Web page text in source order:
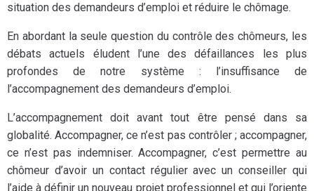
situation des demandeurs d’emploi et réduire le chômage.
En abordant la seule question du contrôle des chômeurs, les
débats actuels éludent l’une des défaillances les plus
profondes de notre système : l’insuffisance de
l’accompagnement des demandeurs d’emploi.
L’accompagnement doit avant tout être pensé dans sa
globalité. Accompagner, ce n’est pas contrôler ; accompagner,
ce n’est pas indemniser. Accompagner, c’est permettre au
chômeur d’avoir un contact régulier avec un conseiller qui
l’aide à définir un nouveau projet professionnel et qui l’oriente